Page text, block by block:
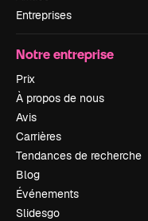
Entreprises
Notre entreprise
Prix
À propos de nous
Avis
Carrières
Tendances de recherche
Blog
Événements
Slidesgo